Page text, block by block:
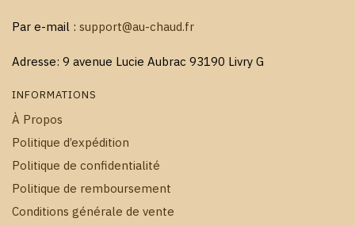
Par e-mail : support@au-chaud.fr
Adresse: 9 avenue Lucie Aubrac 93190 Livry G
INFORMATIONS
À Propos
Politique d’expédition
Politique de confidentialité
Politique de remboursement
Conditions générale de vente